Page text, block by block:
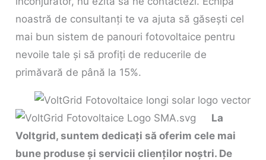
noastră de consultanți te va ajuta să găsești cel
mai bun sistem de panouri fotovoltaice pentru
nevoile tale și să profiți de reducerile de
primăvară de până la 15%.
La
Voltgrid, suntem dedicați să oferim cele mai
bune produse și servicii clienților noștri. De